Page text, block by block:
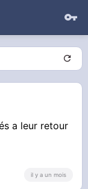
a leur retour
il y a un mois